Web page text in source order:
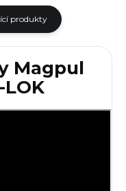
produkty
Magpul